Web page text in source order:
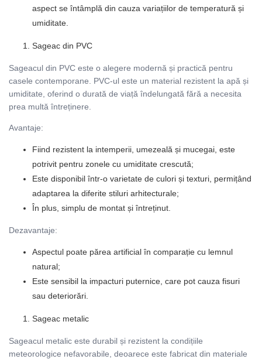
aspect se întâmplă din cauza variațiilor de temperatură și
umiditate.
Sageac din PVC
Sageacul din PVC este o alegere modernă și practică pentru
casele contemporane. PVC-ul este un material rezistent la apă și
umiditate, oferind o durată de viață îndelungată fără a necesita
prea multă întreținere.
Avantaje:
Fiind rezistent la intemperii, umezeală și mucegai, este
potrivit pentru zonele cu umiditate crescută;
Este disponibil într-o varietate de culori și texturi, permițând
adaptarea la diferite stiluri arhitecturale;
În plus, simplu de montat și întreținut.
Dezavantaje:
Aspectul poate părea artificial în comparație cu lemnul
natural;
Este sensibil la impacturi puternice, care pot cauza fisuri
sau deteriorări.
Sageac metalic
Sageacul metalic este durabil și rezistent la condițiile
meteorologice nefavorabile, deoarece este fabricat din materiale